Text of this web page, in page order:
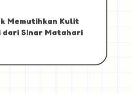
Memutihkan Kulit
dari Sinar Matahari